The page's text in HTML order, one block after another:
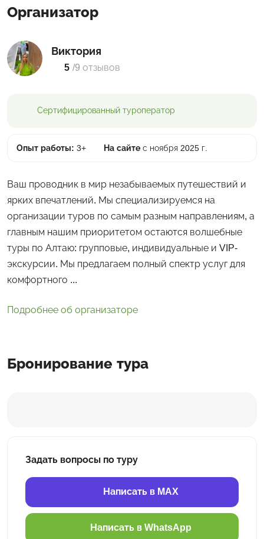
Организатор
Виктория
5 /9 отзывов
Сертифицированный туроператор
Опыт работы: 3+ На сайте с ноября 2025 г.
Ваш проводник в мир незабываемых путешествий и
ярких впечатлений. Мы специализируемся на
организации туров по самым разным направлениям, а
главным нашим приоритетом остаются волшебные
туры по Алтаю: групповые, индивидуальные и VIP-
экскурсии. Мы предлагаем полный спектр услуг для
комфортного ...
Подробнее об организаторе
Бронирование тура
Задать вопросы по туру
Написать в MAX
Написать в WhatsApp